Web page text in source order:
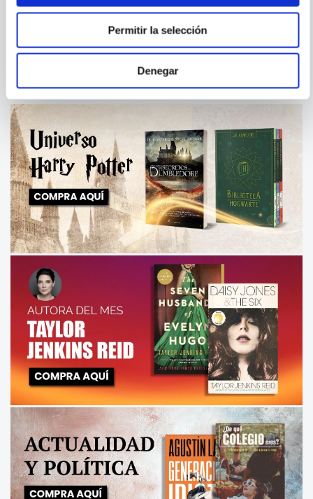
Permitir la selección
Denegar
CHEW VOL. 03 JUST
THE SANDMAN VOL. 2: THE
ANNIVERSARY EDITION